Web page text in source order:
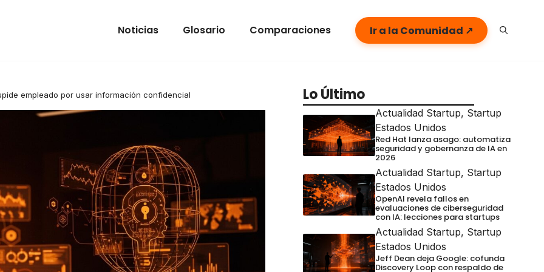
Noticias Glosario Comparaciones Ir a la Comunidad ↗
empleado por usar información confidencial Lo Último
Actualidad Startup, Startup
Estados Unidos
Red Hat lanza asago: automatiza
seguridad y gobernanza de IA en
2026
Actualidad Startup, Startup
Estados Unidos
OpenAI revela fallos en
evaluaciones de ciberseguridad
con IA: lecciones para startups
Actualidad Startup, Startup
Estados Unidos
Jeff Dean deja Google: cofunda
Discovery Loop con respaldo de